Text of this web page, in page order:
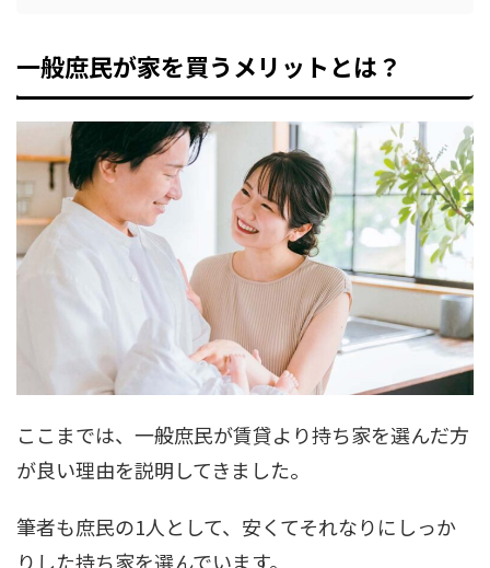
一般庶民が家を買うメリットとは？
ここまでは、一般庶民が賃貸より持ち家を選んだ方
が良い理由を説明してきました。
筆者も庶民の1人として、安くてそれなりにしっか
りした持ち家を選んでいます。